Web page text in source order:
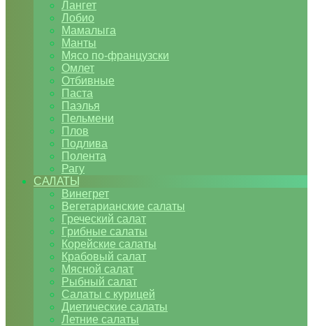
Лангет
Лобио
Мамалыга
Манты
Мясо по-французски
Омлет
Отбивные
Паста
Паэлья
Пельмени
Плов
Подлива
Полента
Рагу
САЛАТЫ
Винегрет
Вегетарианские салаты
Греческий салат
Грибные салаты
Корейские салаты
Крабовый салат
Мясной салат
Рыбный салат
Салаты с курицей
Диетические салаты
Летние салаты